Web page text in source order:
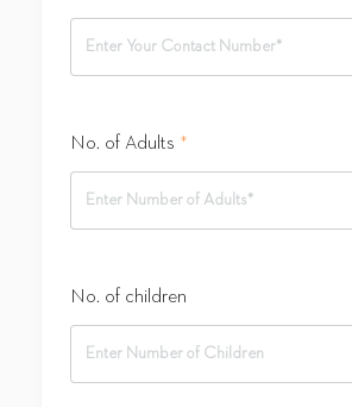
No. of Adults *
No. of children